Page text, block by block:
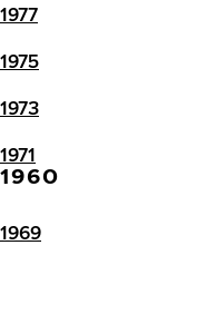
1977
1975
1973
1971
1960
1969